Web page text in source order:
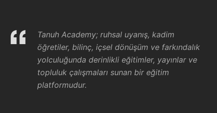
Tanuh Academy; ruhsal uyanış, kadim
öğretiler, bilinç, içsel dönüşüm ve farkındalık
yolculuğunda derinlikli eğitimler, yayınlar ve
topluluk çalışmaları sunan bir eğitim
platformudur.